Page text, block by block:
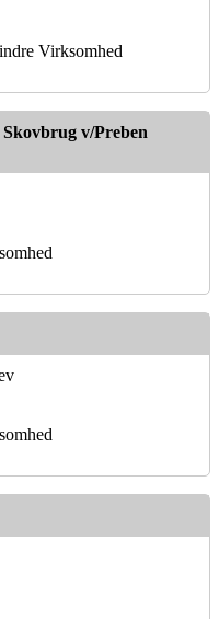
Virksomhed
v/Preben